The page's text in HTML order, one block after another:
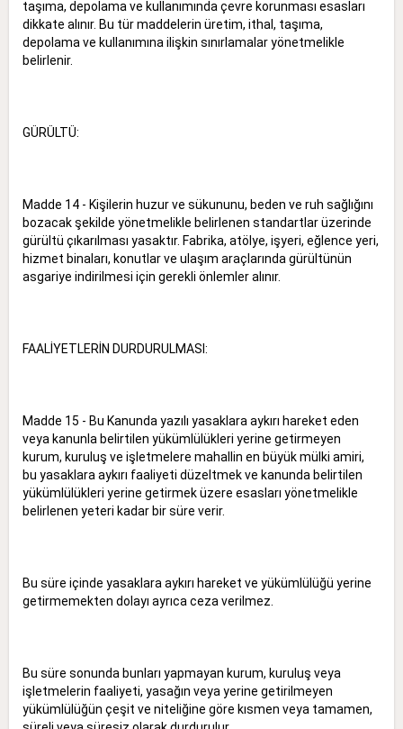
taşıma, depolama ve kullanımında çevre korunması esasları
dikkate alınır. Bu tür maddelerin üretim, ithal, taşıma,
depolama ve kullanımına ilişkin sınırlamalar yönetmelikle
belirlenir.
GÜRÜLTÜ:
Madde 14 - Kişilerin huzur ve sükununu, beden ve ruh sağlığını
bozacak şekilde yönetmelikle belirlenen standartlar üzerinde
gürültü çıkarılması yasaktır. Fabrika, atölye, işyeri, eğlence yeri,
hizmet binaları, konutlar ve ulaşım araçlarında gürültünün
asgariye indirilmesi için gerekli önlemler alınır.
FAALİYETLERİN DURDURULMASI:
Madde 15 - Bu Kanunda yazılı yasaklara aykırı hareket eden
veya kanunla belirtilen yükümlülükleri yerine getirmeyen
kurum, kuruluş ve işletmelere mahallin en büyük mülki amiri,
bu yasaklara aykırı faaliyeti düzeltmek ve kanunda belirtilen
yükümlülükleri yerine getirmek üzere esasları yönetmelikle
belirlenen yeteri kadar bir süre verir.
Bu süre içinde yasaklara aykırı hareket ve yükümlülüğü yerine
getirmemekten dolayı ayrıca ceza verilmez.
Bu süre sonunda bunları yapmayan kurum, kuruluş veya
işletmelerin faaliyeti, yasağın veya yerine getirilmeyen
yükümlülüğün çeşit ve niteliğine göre kısmen veya tamamen,